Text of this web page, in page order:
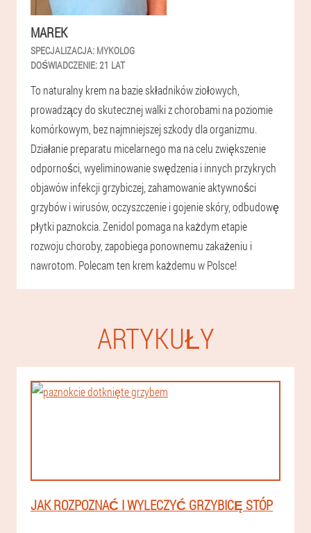
MAREK
SPECJALIZACJA: MYKOLOG
DOŚWIADCZENIE:21 LAT
To naturalny krem na bazie składników ziołowych,
prowadzący do skutecznej walki z chorobami na poziomie
komórkowym, bez najmniejszej szkody dla organizmu.
Działanie preparatu micelarnego ma na celu zwiększenie
odporności, wyeliminowanie swędzenia i innych przykrych
objawów infekcji grzybiczej, zahamowanie aktywności
grzybów i wirusów, oczyszczenie i gojenie skóry, odbudowę
płytki paznokcia. Zenidol pomaga na każdym etapie
rozwoju choroby, zapobiega ponownemu zakażeniu i
nawrotom. Polecam ten krem każdemu w Polsce!
ARTYKUŁY
JAK ROZPOZNAĆ I WYLECZYĆ GRZYBICĘ STÓP